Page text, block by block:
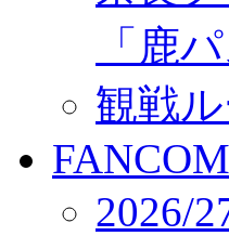
「鹿
観戦
2026/